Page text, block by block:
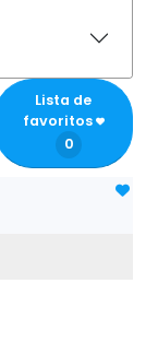
Lista de
favoritos
0